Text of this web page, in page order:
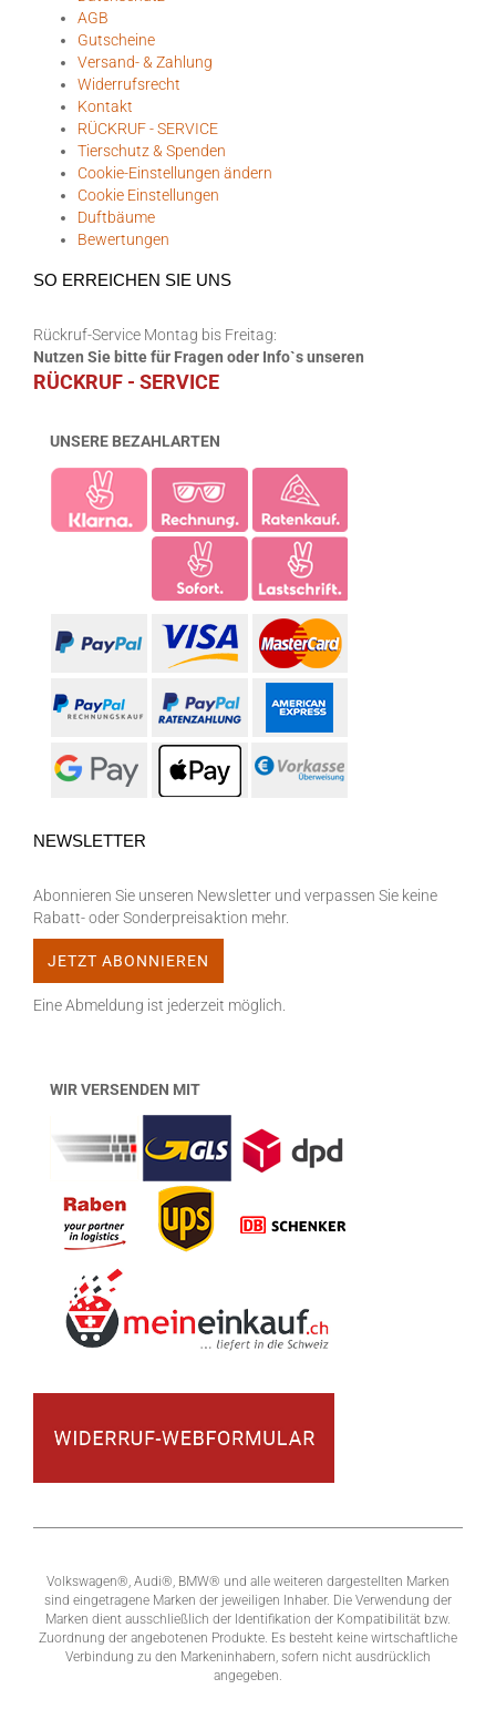
AGB
Gutscheine
Versand- & Zahlung
Widerrufsrecht
Kontakt
RÜCKRUF - SERVICE
Tierschutz & Spenden
Cookie-Einstellungen ändern
Cookie Einstellungen
Duftbäume
Bewertungen
SO ERREICHEN SIE UNS
Rückruf-Service Montag bis Freitag:
Nutzen Sie bitte für Fragen oder Info`s unseren
RÜCKRUF - SERVICE
UNSERE BEZAHLARTEN
NEWSLETTER
Abonnieren Sie unseren Newsletter und verpassen Sie keine
Rabatt- oder Sonderpreisaktion mehr.
Eine Abmeldung ist jederzeit möglich.
WIR VERSENDEN MIT
Volkswagen®, Audi®, BMW® und alle weiteren dargestellten Marken
sind eingetragene Marken der jeweiligen Inhaber. Die Verwendung der
Marken dient ausschließlich der Identifikation der Kompatibilität bzw.
Zuordnung der angebotenen Produkte. Es besteht keine wirtschaftliche
Verbindung zu den Markeninhabern, sofern nicht ausdrücklich
angegeben.